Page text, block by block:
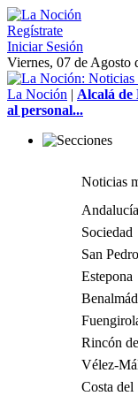
Regístrate
Iniciar Sesión
Viernes, 07 de Agosto
La Noción | Alcalá de
al personal...
Noticias
Sociedad
San
Estepona
Rincón
Vélez-
Costa del